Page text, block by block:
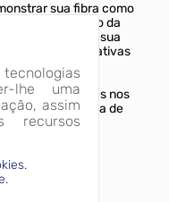
sua fibra como
dentro da
prefeitura, na sua
das prerrogativas
e ser mães nos
trabalhou na área de
lhe uma
assim
recursos